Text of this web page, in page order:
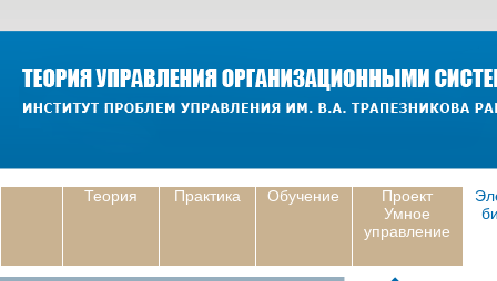
Теория Практика Обучение
Проект
Умное
управление